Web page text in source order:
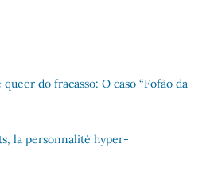
do fracasso: O caso “Fofão da
la personnalité hyper-